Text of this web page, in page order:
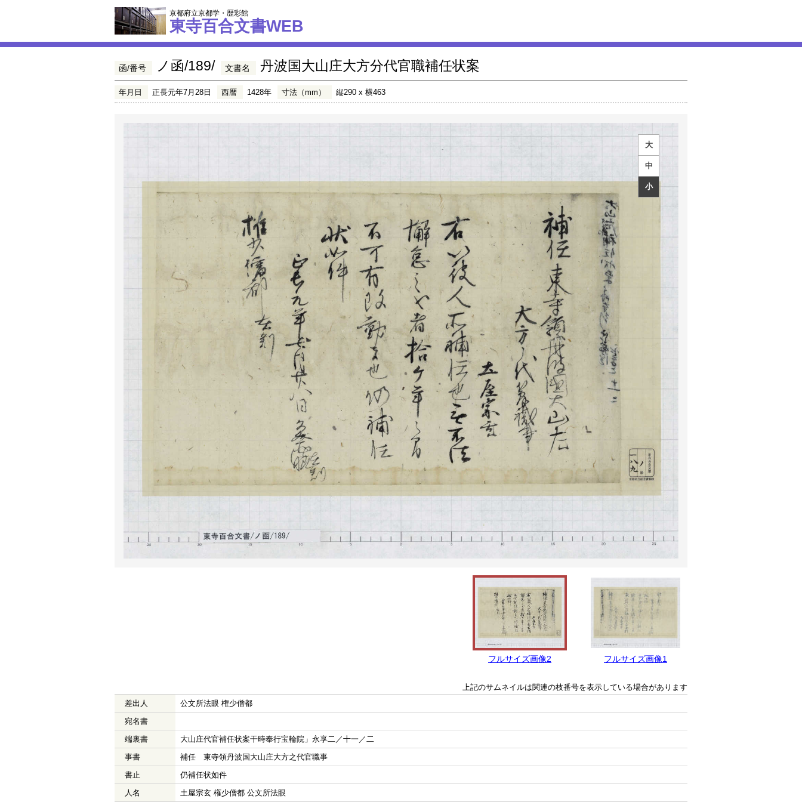
京都府立京都学・歴彩館
東寺百合文書WEB
函/番号 ノ函/189/ 文書名 丹波国大山庄大方分代官職補任状案
年月日 正長元年7月28日 西暦 1428年 寸法（mm） 縦290 x 横463
大
中
小
フルサイズ画像2 フルサイズ画像1
上記のサムネイルは関連の枝番号を表示している場合があります
差出人
公文所法眼 権少僧都
宛名書
端裏書
大山庄代官補任状案干時奉行宝輪院」永享二／十一／二
事書
補任 東寺領丹波国大山庄大方之代官職事
書止
仍補任状如件
人名
土屋宗玄 権少僧都 公文所法眼